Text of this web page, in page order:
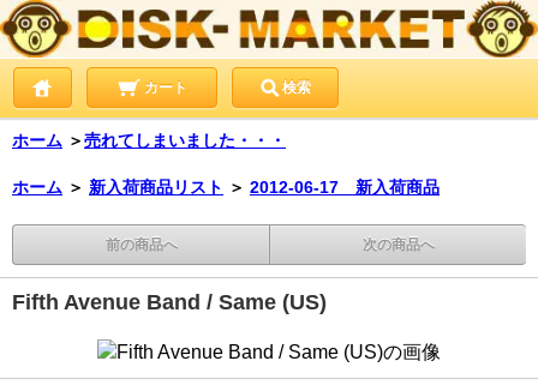
カート 検索
ホーム ＞売れてしまいました・・・
ホーム ＞ 新入荷商品リスト ＞ 2012-06-17 新入荷商品
前の商品へ 次の商品へ
Fifth Avenue Band / Same (US)